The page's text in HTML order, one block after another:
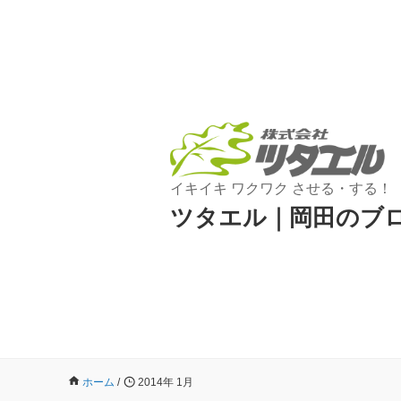
イキイキ ワクワク させる・する！
ツタエル｜岡田のブ
ホーム / 2014年 1月